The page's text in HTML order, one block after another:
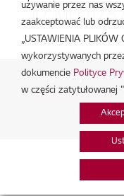
lut 19, 2026
Polityka
Zarządzaj zgodami
używanie przez nas
zaakceptować lub
„USTAWIENIA PLIKÓW
wykorzystywanych
dokumencie Polityce
w części zatytułowanej